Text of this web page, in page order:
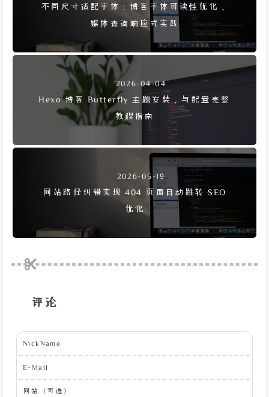
不同尺寸适配字体：博客字体可读性优化，
媒体查询响应式实践
2026-04-04
Hexo 博客 Butterfly 主题安装，与配置完整
教程指南
2026-05-19
网站路径纠错实现 404 页面自动跳转 SEO
优化
评论
NickName
E-Mail
网站（可选）